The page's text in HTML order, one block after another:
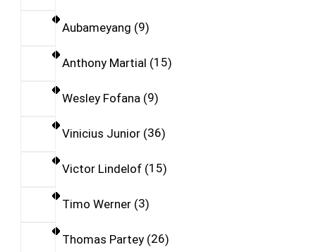
Aubameyang 9
Anthony Martial 15
Wesley Fofana 9
Vinicius Junior 36
Victor Lindelof 15
Timo Werner 3
Thomas Partey 26